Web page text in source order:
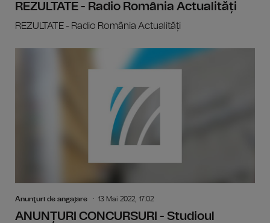
REZULTATE - Radio România Actualități
REZULTATE - Radio România Actualități
Anunţuri de angajare 13 Mai 2022, 17:02
ANUNȚURI CONCURSURI - Studioul